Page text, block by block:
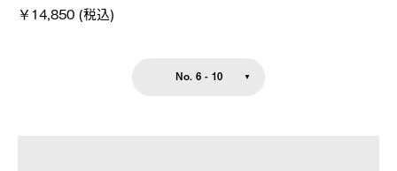
￥14,850 (税込)
No. 6 - 10